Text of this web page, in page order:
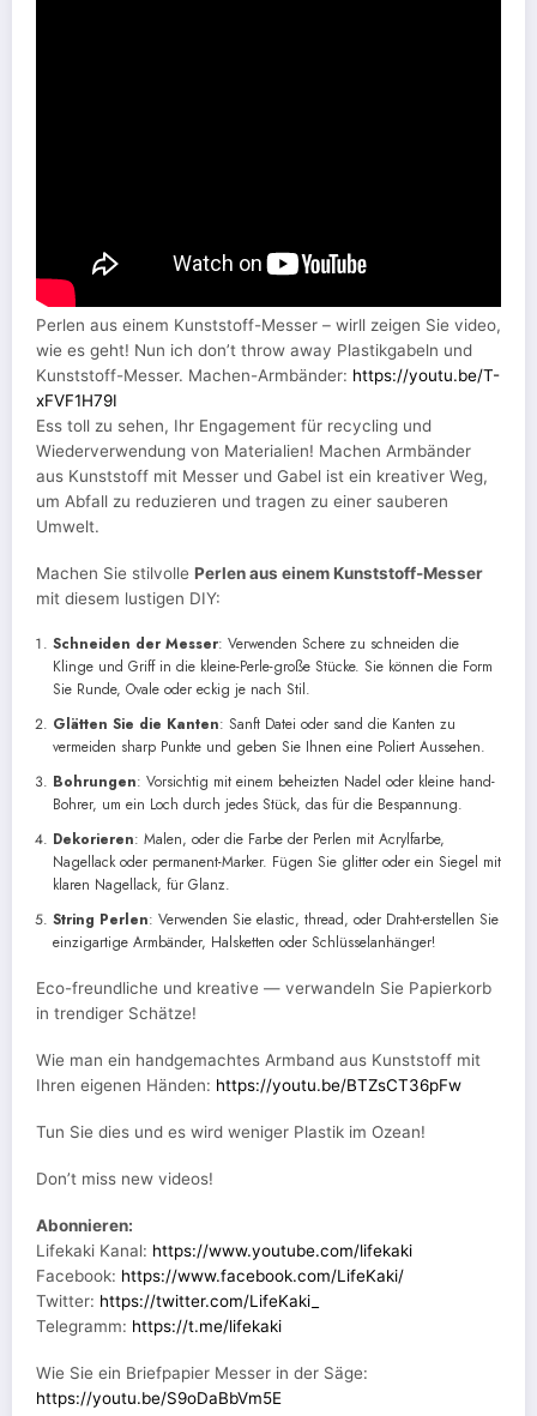
Perlen aus einem Kunststoff-Messer – wirll zeigen Sie video,
wie es geht! Nun ich don’t throw away Plastikgabeln und
Kunststoff-Messer. Machen-Armbänder: https://youtu.be/T-
xFVF1H79I
Ess toll zu sehen, Ihr Engagement für recycling und
Wiederverwendung von Materialien! Machen Armbänder
aus Kunststoff mit Messer und Gabel ist ein kreativer Weg,
um Abfall zu reduzieren und tragen zu einer sauberen
Umwelt.
Machen Sie stilvolle Perlen aus einem Kunststoff-Messer
mit diesem lustigen DIY:
Schneiden der Messer: Verwenden Schere zu schneiden die
Klinge und Griff in die kleine-Perle-große Stücke. Sie können die Form
Sie Runde, Ovale oder eckig je nach Stil.
Glätten Sie die Kanten: Sanft Datei oder sand die Kanten zu
vermeiden sharp Punkte und geben Sie Ihnen eine Poliert Aussehen.
Bohrungen: Vorsichtig mit einem beheizten Nadel oder kleine hand-
Bohrer, um ein Loch durch jedes Stück, das für die Bespannung.
Dekorieren: Malen, oder die Farbe der Perlen mit Acrylfarbe,
Nagellack oder permanent-Marker. Fügen Sie glitter oder ein Siegel mit
klaren Nagellack, für Glanz.
String Perlen: Verwenden Sie elastic, thread, oder Draht-erstellen Sie
einzigartige Armbänder, Halsketten oder Schlüsselanhänger!
Eco-freundliche und kreative — verwandeln Sie Papierkorb
in trendiger Schätze!
Wie man ein handgemachtes Armband aus Kunststoff mit
Ihren eigenen Händen: https://youtu.be/BTZsCT36pFw
Tun Sie dies und es wird weniger Plastik im Ozean!
Don’t miss new videos!
Abonnieren:
Lifekaki Kanal: https://www.youtube.com/lifekaki
Facebook: https://www.facebook.com/LifeKaki/
Twitter: https://twitter.com/LifeKaki_
Telegramm: https://t.me/lifekaki
Wie Sie ein Briefpapier Messer in der Säge:
https://youtu.be/S9oDaBbVm5E